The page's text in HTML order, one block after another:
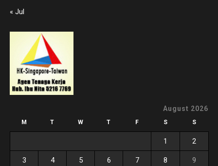
« Jul
August 2026
M T W T F S S
1 2
3 4 5 6 7 8 9